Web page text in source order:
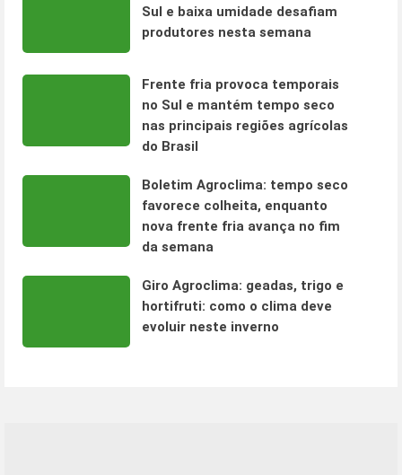
Sul e baixa umidade desafiam
produtores nesta semana
Frente fria provoca temporais
no Sul e mantém tempo seco
nas principais regiões agrícolas
do Brasil
Boletim Agroclima: tempo seco
favorece colheita, enquanto
nova frente fria avança no fim
da semana
Giro Agroclima: geadas, trigo e
hortifruti: como o clima deve
evoluir neste inverno